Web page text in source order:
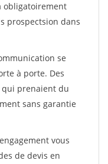
obligatoirement
prospectsion dans
se
à porte. Des
qui prenaient du
sans garantie
vous
de devis en